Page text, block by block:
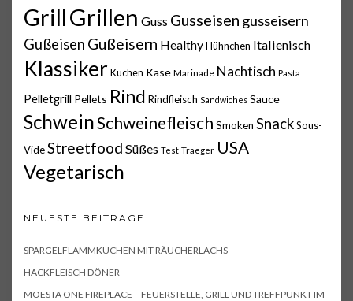
GrillGrillen Guss Gusseisen gusseisern
Gußeisen Gußeisern HealthyHühnchen Italienisch
Klassiker Kuchen Käse Marinade Nachtisch Pasta
Pelletgrill Pellets Rind Rindfleisch Sandwiches Sauce
SchweinSchweinefleisch Smoken SnackSous-
VideStreetfood Süßes Test Traeger USA
Vegetarisch
NEUESTE BEITRÄGE
SPARGELFLAMMKUCHEN MIT RÄUCHERLACHS
HACKFLEISCH DÖNER
MOESTA ONE FIREPLACE – FEUERSTELLE, GRILL UND TREFFPUNKT IM